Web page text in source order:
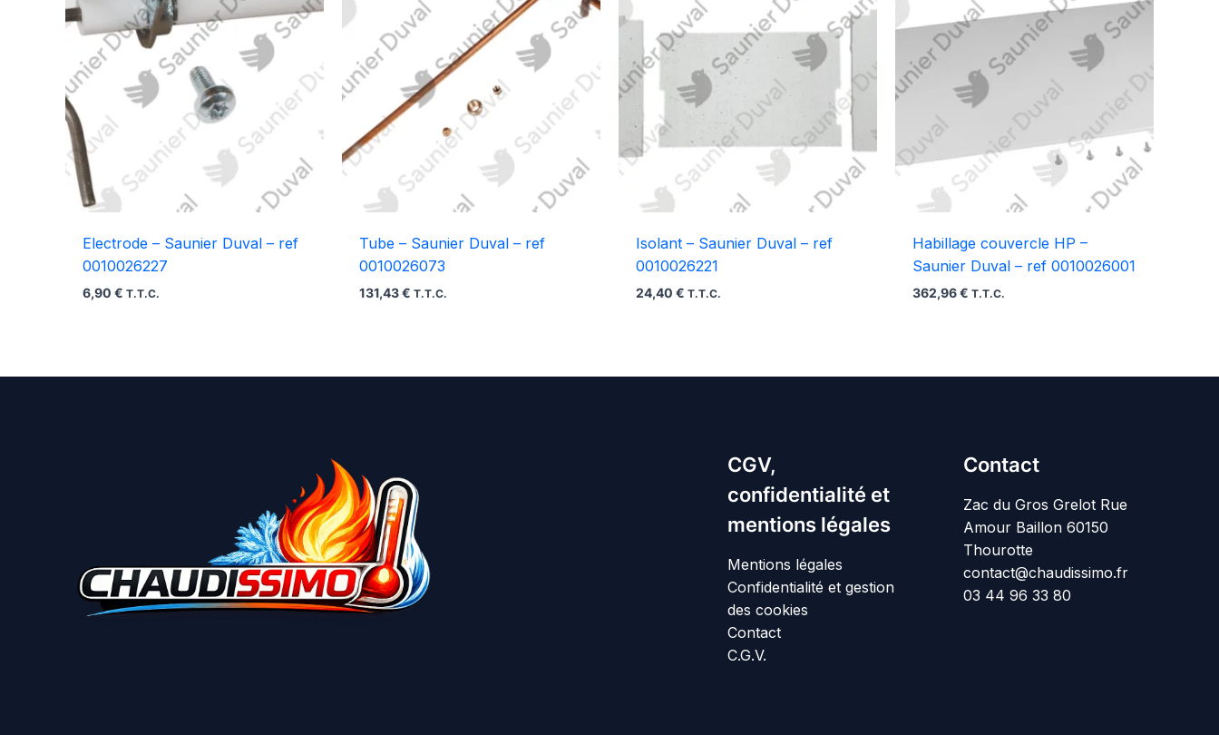
Electrode – Saunier Duval – ref
0010026227
6,90€ T.T.C.
Tube – Saunier Duval – ref
0010026073
131,43€ T.T.C.
Isolant – Saunier Duval – ref
0010026221
24,40€ T.T.C.
Habillage couvercle HP –
Saunier Duval – ref 0010026001
362,96€ T.T.C.
CGV,
confidentialité et
mentions légales
Mentions légales
Confidentialité et gestion
des cookies
Contact
C.G.V.
Contact
Zac du Gros Grelot Rue
Amour Baillon 60150
Thourotte
contact@chaudissimo.fr
03 44 96 33 80